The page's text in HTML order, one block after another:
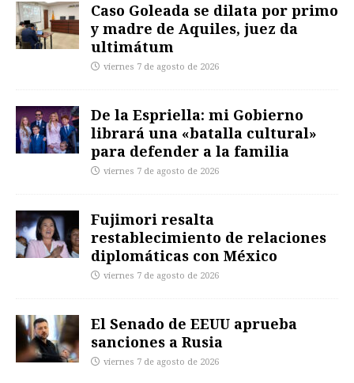
Caso Goleada se dilata por primo
y madre de Aquiles, juez da
ultimátum
viernes 7 de agosto de 2026
De la Espriella: mi Gobierno
librará una «batalla cultural»
para defender a la familia
viernes 7 de agosto de 2026
Fujimori resalta
restablecimiento de relaciones
diplomáticas con México
viernes 7 de agosto de 2026
El Senado de EEUU aprueba
sanciones a Rusia
viernes 7 de agosto de 2026